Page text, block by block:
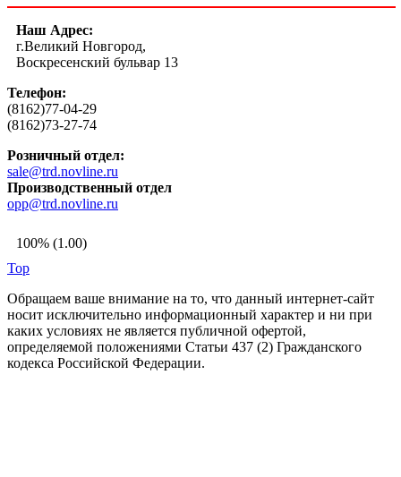
Наш Адрес:
г.Великий Новгород,
Воскресенский бульвар 13
Телефон:
(8162)77-04-29
(8162)73-27-74
Розничный отдел:
sale@trd.novline.ru
Производственный отдел
opp@trd.novline.ru
100% (1.00)
Top
Обращаем ваше внимание на то, что данный интернет-сайт
носит исключительно информационный характер и ни при
каких условиях не является публичной офертой,
определяемой положениями Статьи 437 (2) Гражданского
кодекса Российской Федерации.